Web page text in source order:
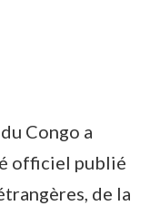
Congo a
officiel publié
de la